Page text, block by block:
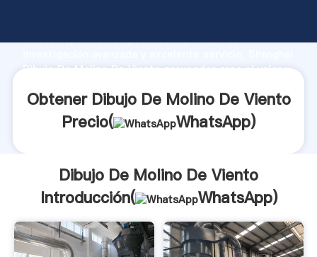
fuerte capacidad de producción, fuerza de
Dibujo De Molino De Viento proveedor crea el valor y
Obtener Dibujo De Molino De Viento
Precio(
WhatsApp)
Dibujo De Molino De Viento
Introducción(
WhatsApp)